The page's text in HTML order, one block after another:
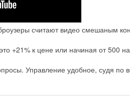
считают видео смешаным
+21% к цене или начиная от 500
Управление удобное, судя по